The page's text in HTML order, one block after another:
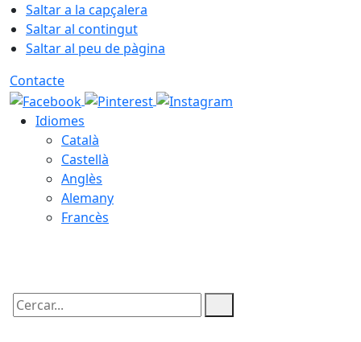
Saltar a la capçalera
Saltar al contingut
Saltar al peu de pàgina
Contacte
Idiomes
Català
Castellà
Anglès
Alemany
Francès
Cercar: